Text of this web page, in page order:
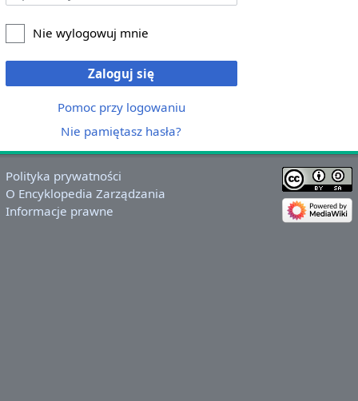
Nie wylogowuj mnie
Zaloguj się
Pomoc przy logowaniu
Nie pamiętasz hasła?
Polityka prywatności
O Encyklopedia Zarządzania
Informacje prawne